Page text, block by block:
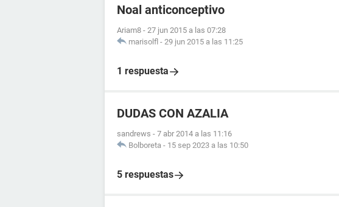
Noal anticonceptivo
Ariam8 - 27 jun 2015 a las 07:28
marisolfl - 29 jun 2015 a las 11:25
1 respuesta
DUDAS CON AZALIA
sandrews - 7 abr 2014 a las 11:16
Bolboreta - 15 sep 2023 a las 10:50
5 respuestas